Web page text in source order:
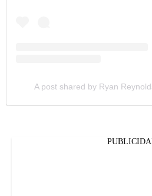
A post shared by Ryan